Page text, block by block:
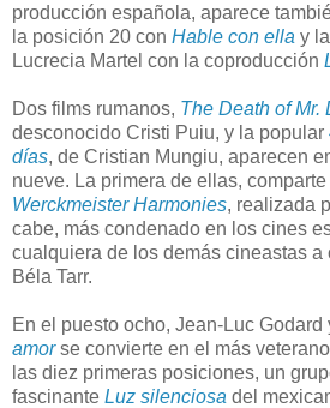
producción española, aparece
la posición 20 con Hable con ella y
Lucrecia Martel con la coproducción
Dos films rumanos, The Death of Mr.
desconocido Cristi Puiu, y la popular
días, de Cristian Mungiu, aparecen
nueve. La primera de ellas,
Werckmeister Harmonies, realizada
cabe, más condenado en los cines
cualquiera de los demás cineastas
Béla Tarr.
En el puesto ocho, Jean-Luc Godard
amorse convierte en el más
las diez primeras posiciones, un
fascinante Luz silenciosa del